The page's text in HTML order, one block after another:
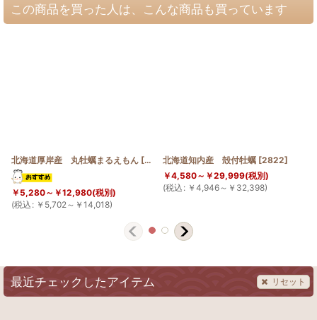
この商品を買った人は、こんな商品も買っています
北海道厚岸産 丸牡蠣まるえもん [6330]
￥5,280～ ￥12,980(税別)
(税込 : ￥ 5,702～ ￥ 14,018)
北海道知内産 殻付牡蠣 [2822]
￥4,580～ ￥29,999(税別)
(税込 : ￥ 4,946～ ￥ 32,398)
最近チェックしたアイテム リセット